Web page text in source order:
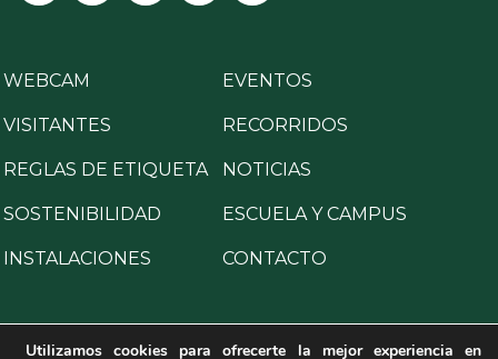
WEBCAM EVENTOS
VISITANTES RECORRIDOS
REGLAS DE ETIQUETA NOTICIAS
SOSTENIBILIDAD ESCUELA Y CAMPUS
INSTALACIONES CONTACTO
Utilizamos cookies para ofrecerte la mejor experiencia en